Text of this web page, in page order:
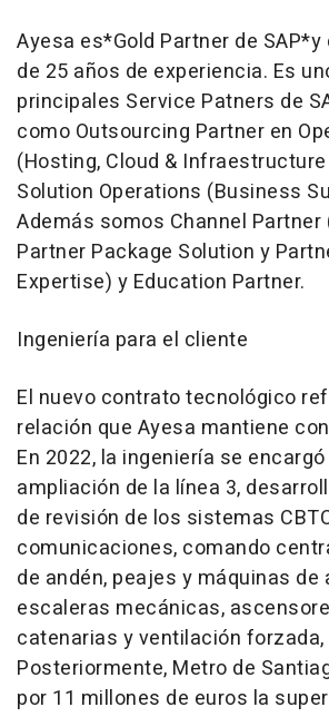
Ayesa es*Gold Partner de
de 25 años de experiencia. Es
principales Service Patners de
como Outsourcing Partner en
(Hosting, Cloud & Infraestructure
Solution Operations (Business
Además somos Channel Partner
Partner Package Solution y
Expertise) y Education Partner.
Ingeniería para el cliente
El nuevo contrato tecnológico
relación que Ayesa mantiene
En 2022, la ingeniería se
ampliación de la línea 3,
de revisión de los sistemas
comunicaciones, comando
de andén, peajes y máquinas de
escaleras mecánicas,
catenarias y ventilación
Posteriormente, Metro de
por 11 millones de euros la